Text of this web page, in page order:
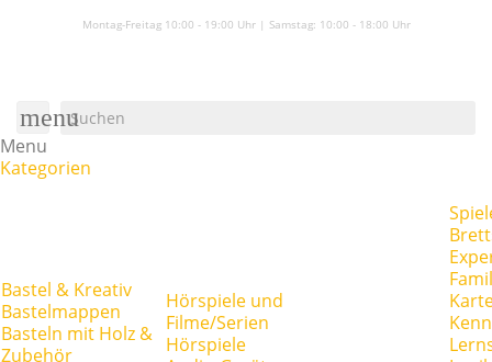
Montag-Freitag 10:00 - 19:00 Uhr | Samstag: 10:00 - 18:00 Uhr
menu
Menu
Kategorien
Bastel & Kreativ
Bastelmappen
Basteln mit Holz &
Zubehör
Hörspiele und
Filme/Serien
Hörspiele